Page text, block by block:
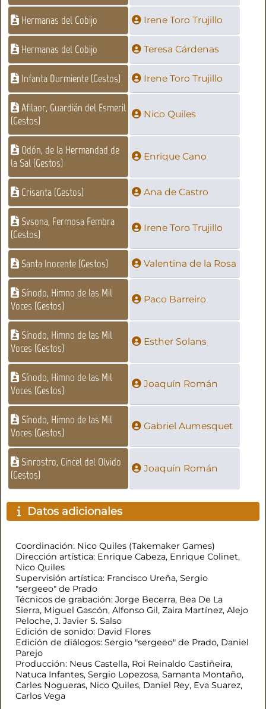
Hermanas del Cobijo Irene Toro Trujillo
Hermanas del Cobijo Teresa Cárdenas
Infanta Durmiente (Gestos) Irene Toro Trujillo
Afilaor, Guardián del Esmeril
(Gestos)
Nico Quiles
Odón, de la Hermandad de
la Sal (Gestos)
Enrique Cano
Crisanta (Gestos) Ana de Castro
Svsona, Fermosa Fembra
(Gestos)
Irene Toro Trujillo
Santa Inocente (Gestos) Valentina de la Rosa
Sínodo, Himno de las Mil
Voces (Gestos)
Paco Barreiro
Sínodo, Himno de las Mil
Voces (Gestos)
Esther Solans
Sínodo, Himno de las Mil
Voces (Gestos)
Joaquín Román
Sínodo, Himno de las Mil
Voces (Gestos)
Gabriel Aumesquet
Sinrostro, Cincel del Olvido
(Gestos)
Joaquín Román
Datos adicionales
Coordinación: Nico Quiles (Takemaker Games)
Dirección artística: Enrique Cabeza, Enrique Colinet,
Nico Quiles
Supervisión artística: Francisco Ureña, Sergio
"sergeeo" de Prado
Técnicos de grabación: Jorge Becerra, Bea De La
Sierra, Miguel Gascón, Alfonso Gil, Zaira Martínez, Alejo
Peloche, J. Javier S. Salso
Edición de sonido: David Flores
Edición de diálogos: Sergio "sergeeo" de Prado, Daniel
Parejo
Producción: Neus Castella, Roi Reinaldo Castiñeira,
Natuca Infantes, Sergio Lopezosa, Samanta Montaño,
Carles Nogueras, Nico Quiles, Daniel Rey, Eva Suarez,
Carlos Vega